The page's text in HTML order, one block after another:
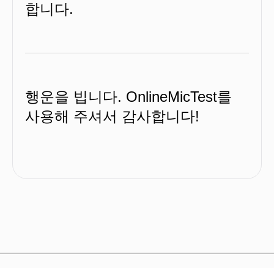
합니다.
행운을 빕니다. OnlineMicTest를
사용해 주셔서 감사합니다!